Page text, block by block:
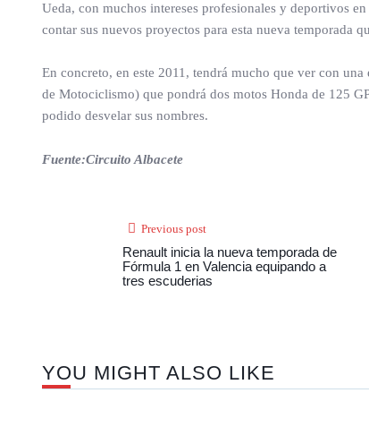
Ueda, con muchos intereses profesionales y deportivos
contar sus nuevos proyectos para esta nueva temporada
En concreto, en este 2011, tendrá mucho que ver con
de Motociclismo) que pondrá dos motos Honda de 125
podido desvelar sus nombres.
Fuente:Circuito Albacete
Previous post
Renault inicia la nueva temporada de
Fórmula 1 en Valencia equipando a
tres escuderias
YOU MIGHT ALSO LIKE